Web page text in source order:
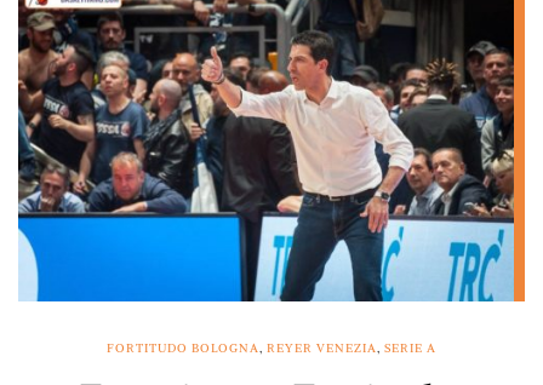
FORTITUDO BOLOGNA, REYER VENEZIA, SERIE A